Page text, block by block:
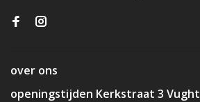
over ons
openingstijden Kerkstraat 3 Vught